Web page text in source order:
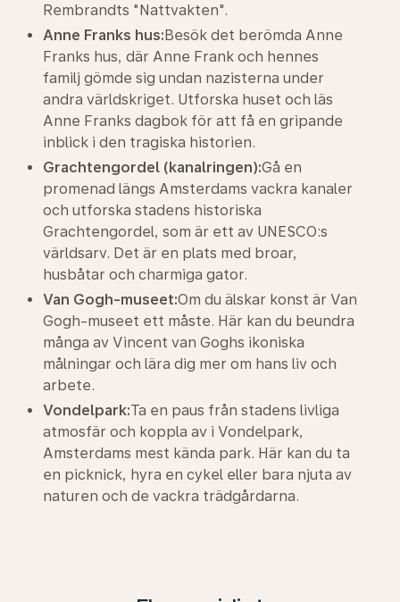
Rembrandts "Nattvakten".
Anne Franks hus:Besök det berömda Anne
Franks hus, där Anne Frank och hennes
familj gömde sig undan nazisterna under
andra världskriget. Utforska huset och läs
Anne Franks dagbok för att få en gripande
inblick i den tragiska historien.
Grachtengordel (kanalringen):Gå en
promenad längs Amsterdams vackra kanaler
och utforska stadens historiska
Grachtengordel, som är ett av UNESCO:s
världsarv. Det är en plats med broar,
husbåtar och charmiga gator.
Van Gogh-museet:Om du älskar konst är Van
Gogh-museet ett måste. Här kan du beundra
många av Vincent van Goghs ikoniska
målningar och lära dig mer om hans liv och
arbete.
Vondelpark:Ta en paus från stadens livliga
atmosfär och koppla av i Vondelpark,
Amsterdams mest kända park. Här kan du ta
en picknick, hyra en cykel eller bara njuta av
naturen och de vackra trädgårdarna.